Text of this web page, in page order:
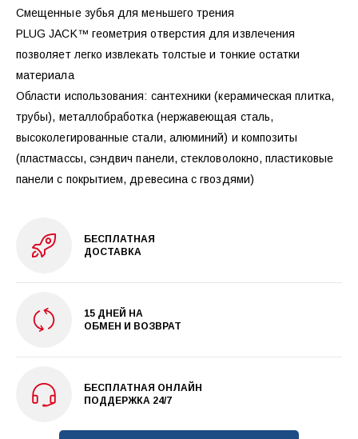
Смещенные зубья для меньшего трения
PLUG JACK™ геометрия отверстия для извлечения
позволяет легко извлекать толстые и тонкие остатки
материала
Области использования: сантехники (керамическая плитка,
трубы), металлобработка (нержавеющая сталь,
высоколегированные стали, алюминий) и композиты
(пластмассы, сэндвич панели, стекловолокно, пластиковые
панели с покрытием, древесина с гвоздями)
БЕСПЛАТНАЯ
ДОСТАВКА
15 ДНЕЙ НА
ОБМЕН И ВОЗВРАТ
БЕСПЛАТНАЯ ОНЛАЙН
ПОДДЕРЖКА 24/7